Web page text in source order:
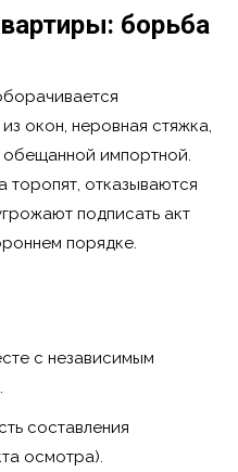
борьба
окон, неровная стяжка,
обещанной импортной.
торопят, отказываются
подписать акт
порядке.
с независимым
составления
осмотра).